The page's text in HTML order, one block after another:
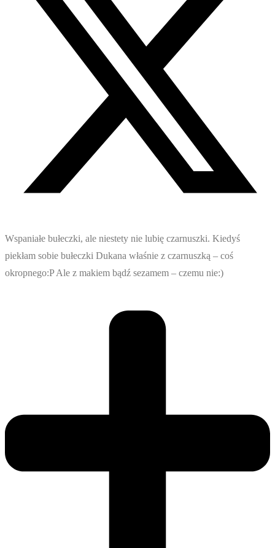
Wspaniałe bułeczki, ale niestety nie lubię czarnuszki. Kiedyś
piekłam sobie bułeczki Dukana właśnie z czarnuszką – coś
okropnego:P Ale z makiem bądź sezamem – czemu nie:)